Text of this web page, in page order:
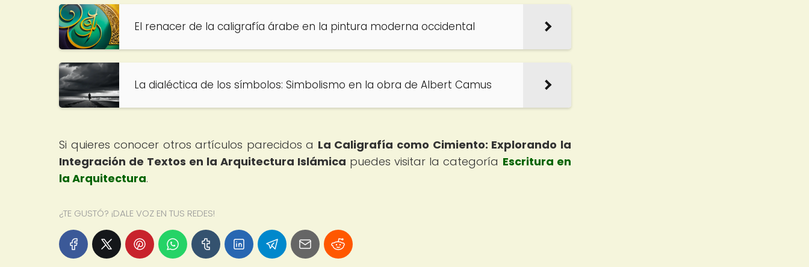
El renacer de la caligrafía árabe en la pintura moderna occidental
La dialéctica de los símbolos: Simbolismo en la obra de Albert Camus
Si quieres conocer otros artículos parecidos a La Caligrafía como Cimiento: Explorando la
Integración de Textos en la Arquitectura Islámica puedes visitar la categoría Escritura en
la Arquitectura.
¿TE GUSTÓ? ¡DALE VOZ EN TUS REDES!